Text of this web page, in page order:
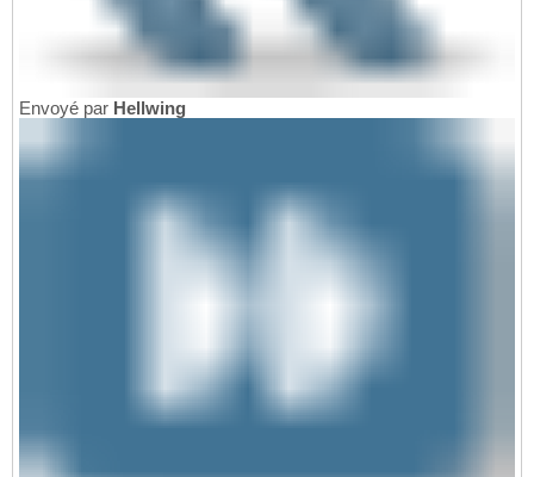
Envoyé par Hellwing